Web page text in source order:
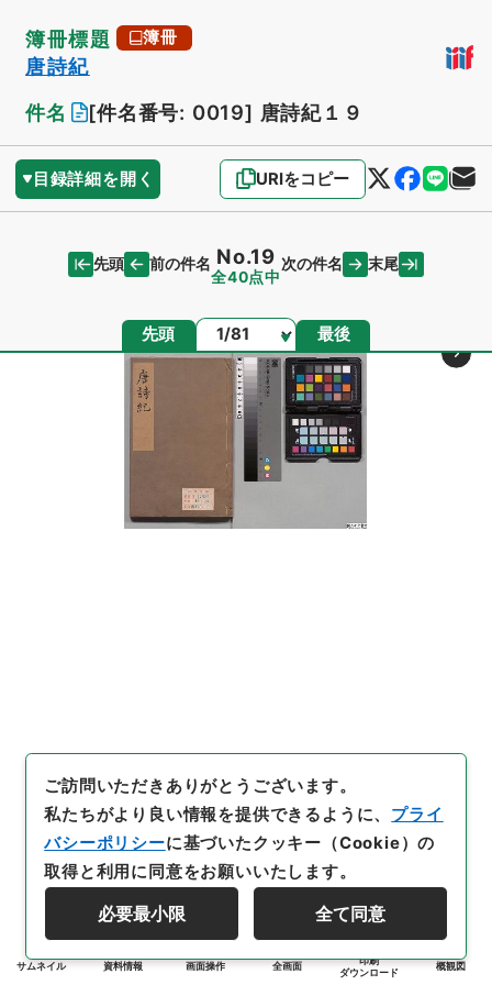
簿冊標題 簿冊
唐詩紀
件名
[件名番号: 0019] 唐詩紀１９
目録詳細を開く URIをコピー
先頭 前の件名 No.19
全40点中
次の件名 末尾
先頭 ページ 最後
サムネイル 資料情報 画面操作 全画面
印刷
ダウンロード
概観図
ご訪問いただきありがとうございます。
私たちがより良い情報を提供できるように、 プライ
バシーポリシーに基づいたクッキー（Cookie）の
取得と利用に同意をお願いいたします。
必要最小限 全て同意